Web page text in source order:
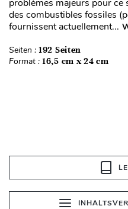
problèmes majeurs pour ce
des combustibles fossiles
fournissent actuellement...
Seiten : 192 Seiten
Format : 16,5 cm x 24 cm